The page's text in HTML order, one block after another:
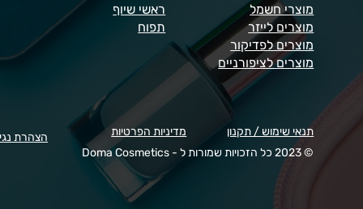
ראשי שיוף
תפוח
מוצרי חשמל
מוצרים לייזר
מוצרים לפדיקור
מוצרים לציפורניים
מדיניות הפרטיות
תנאי שימוש / תקנון
© 2023 כל הזכויות שמורות ל - Doma Cosmetics
הצהרת